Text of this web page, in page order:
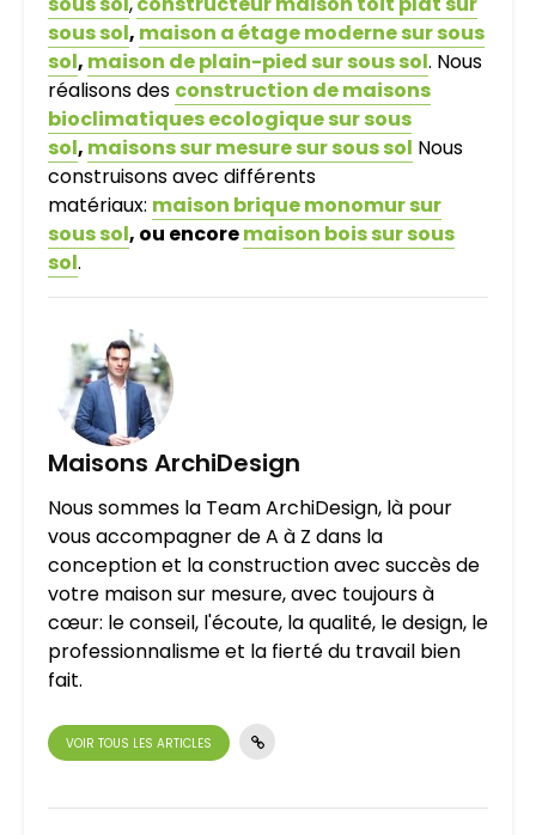
sous sol, maison a étage moderne sur sous
sol, maison de plain-pied sur sous sol. Nous
réalisons des construction de maisons
bioclimatiques ecologique sur sous
sol, maisons sur mesure sur sous sol Nous
construisons avec différents
matériaux: maison brique monomur sur
sous sol, ou encoremaison bois sur sous
sol.
Maisons ArchiDesign
Nous sommes la Team ArchiDesign, là pour
vous accompagner de A à Z dans la
conception et la construction avec succès de
votre maison sur mesure, avec toujours à
cœur: le conseil, l'écoute, la qualité, le design, le
professionnalisme et la fierté du travail bien
fait.
VOIR TOUS LES ARTICLES